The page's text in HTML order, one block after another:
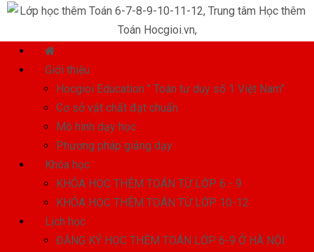
Giới thiệu
Hocgioi Education " Toán tư duy số 1 Việt Nam"
Cơ sở vật chất đạt chuẩn
Mô hình dạy học
Phương pháp giảng dạy
Khóa học
KHÓA HỌC THÊM TOÁN TỪ LỚP 6 - 9
KHÓA HỌC THÊM TOÁN TỪ LỚP 10-12
Lịch học
ĐĂNG KÝ HỌC THÊM TOÁN LỚP 6-9 Ở HÀ NỘI